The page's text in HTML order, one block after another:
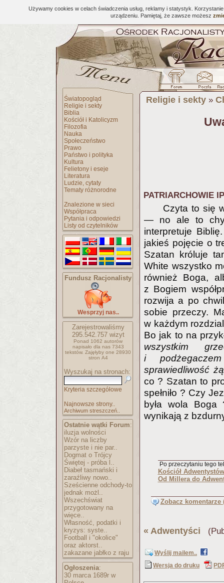
Używamy cookies w celach świadczenia usług, reklamy i statystyk.
urządzeniu. Pamiętaj, że zawsze możesz
Światopogląd
Religie i sekty
Biblia
Kościół i Katolicyzm
Filozofia
Nauka
Społeczeństwo
Prawo
Państwo i polityka
Kultura
Felietony i eseje
Literatura
Ludzie, cytaty
Tematy różnorodne
Znalezione w sieci
Współpraca
Pytania i odpowiedzi
Listy od czytelników
Fundusz Racjonalisty
Wesprzyj nas..
Zarejestrowaliśmy
295.542.757wizyt
Ponad 1062 autorów
napisało dla nas 7343
tekstów. Zajęłyby one 28930
stron A4
Wyszukaj na stronach:
Kryteria szczegółowe
Najnowsze strony..
Archiwum streszczeń..
Ostatnie wątki Forum:
iluzja wolności
Wzór na liczby
parzyste i nie par..
Dogmat o Trójcy
Świętej - próba l..
Diabeł tasmański i
zaraźliwy nowo..
Sześcienne odchody-to
jednak możl..
Wszechświat
przygotowany na
więce..
Własność, podatki i
kryzys: syste..
Football i "okolice"
oraz aktorst..
zakazane jabłko z raju
Ogłoszenia:
30 marca 1689r w
Religie i sekty »
PATRIARCHOWIE
Czyta to się
— no ale to
interpretuje
jakieś pojęcie o
Szatan króluje
White wszystko
również Boga,
z Bogiem
rozwija a po
sobie przeczy.
w każdym
Bo jak to na
wszystkim
i
sprawiedliwość
co ? Szatan to
spełniło ? Czy
była wola
wynikają z
Po przeczytaniu tego
Kościół
Od Millera do
Zobacz komentarze
« Adwentyści
Wyślij mailem..
Wersja do druku